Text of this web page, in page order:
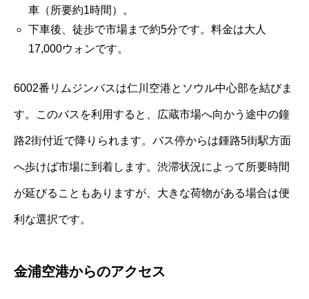
車（所要約1時間）。
下車後、徒歩で市場まで約5分です。料金は大人
17,000ウォンです。
6002番リムジンバスは仁川空港とソウル中心部を結びま
す。このバスを利用すると、広蔵市場へ向かう途中の鐘
路2街付近で降りられます。バス停からは鍾路5街駅方面
へ歩けば市場に到着します。渋滞状況によって所要時間
が延びることもありますが、大きな荷物がある場合は便
利な選択です。
金浦空港からのアクセス